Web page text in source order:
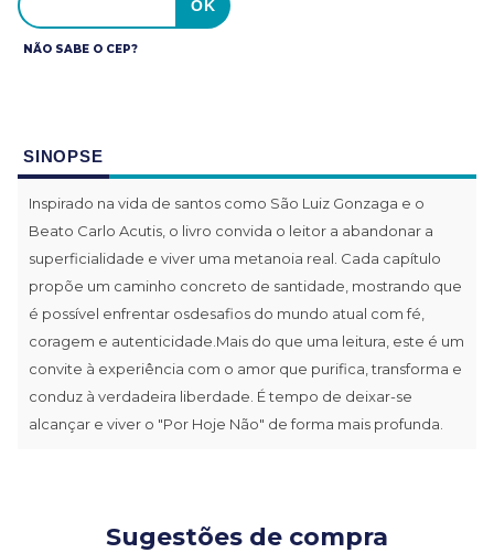
NÃO SABE O CEP?
SINOPSE
Inspirado na vida de santos como São Luiz Gonzaga e o
Beato Carlo Acutis, o livro convida o leitor a abandonar a
superficialidade e viver uma metanoia real. Cada capítulo
propõe um caminho concreto de santidade, mostrando que
é possível enfrentar osdesafios do mundo atual com fé,
coragem e autenticidade.Mais do que uma leitura, este é um
convite à experiência com o amor que purifica, transforma e
conduz à verdadeira liberdade. É tempo de deixar-se
alcançar e viver o "Por Hoje Não" de forma mais profunda.
Sugestões de compra